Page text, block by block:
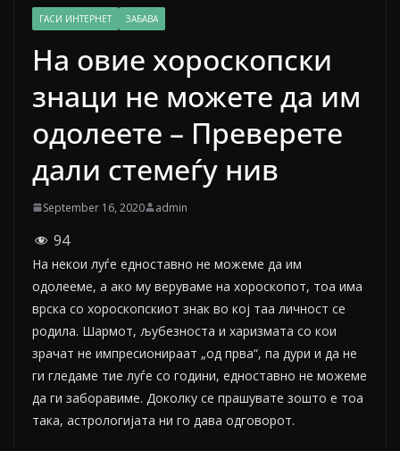
ГАСИ ИНТЕРНЕТ ЗАБАВА
На овие хороскопски
знаци не можете да им
одолеете – Преверете
дали стемеѓу нив
September 16, 2020 admin
94
На некои луѓе едноставно не можеме да им
одолееме, а ако му веруваме на хороскопот, тоа има
врска со хороскопскиот знак во кој таа личност се
родила. Шармот, љубезноста и харизмата со кои
зрачат не импресионираат „од прва“, па дури и да не
ги гледаме тие луѓе со години, едноставно не можеме
да ги заборавиме. Доколку се прашувате зошто е тоа
така, астрологијата ни го дава одговорот.